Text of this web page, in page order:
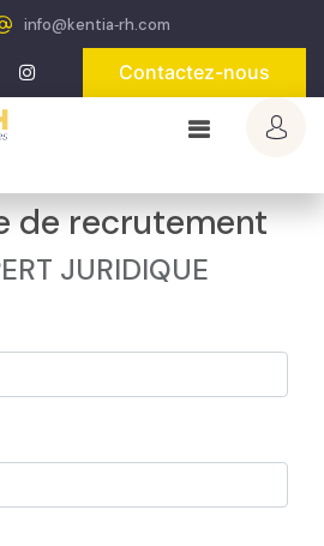
info@kentia‐rh.com
Contactez-nous
de recrutement
JURIDIQUE